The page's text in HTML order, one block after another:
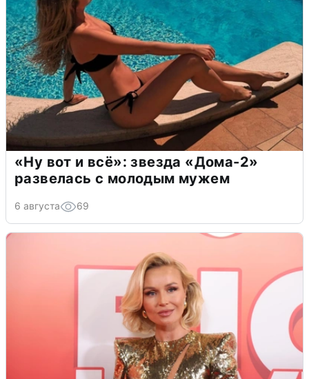
«Ну вот и всё»: звезда «Дома-2»
развелась с молодым мужем
6 августа 69